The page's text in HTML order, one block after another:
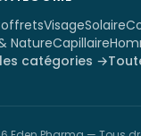
VisageSolaire
NatureCapillaire
catégories →